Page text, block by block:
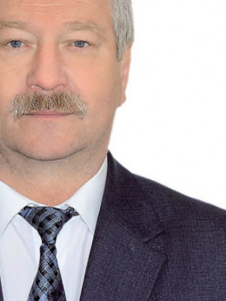
і математичних
і біологічних наук
і гуманітарних наук
комісії
МОН та НАН України